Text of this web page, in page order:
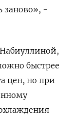
заново», -
быстрее
цен, но при